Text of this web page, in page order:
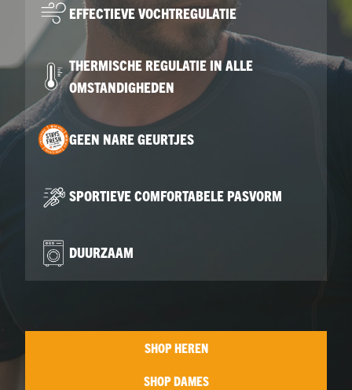
EFFECTIEVE VOCHTREGULATIE
THERMISCHE REGULATIE IN ALLE
OMSTANDIGHEDEN
GEEN NARE GEURTJES
SPORTIEVE COMFORTABELE PASVORM
DUURZAAM
SHOP HEREN
SHOP DAMES